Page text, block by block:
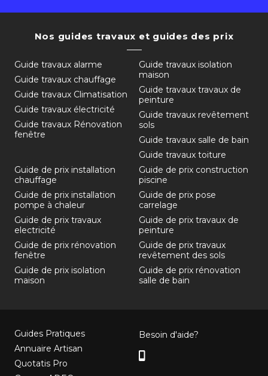
Nos guides travaux et guides des prix
Guide travaux alarme
Guide travaux chauffage
Guide travaux Climatisation
Guide travaux électricité
Guide travaux Rénovation
fenêtre
Guide travaux isolation
maison
Guide travaux travaux de
peinture
Guide travaux revêtement
sols
Guide travaux salle de bain
Guide travaux toiture
Guide de prix installation
chauffage
Guide de prix installation
pompe à chaleur
Guide de prix travaux
electricité
Guide de prix rénovation
fenêtre
Guide de prix isolation
maison
Guide de prix construction
piscine
Guide de prix pose
carrelage
Guide de prix travaux de
peinture
Guide de prix travaux
revêtement des sols
Guide de prix rénovation
salle de bain
Guides Pratiques
Annuaire Artisan
Quotatis Pro
Besoin d'aide?